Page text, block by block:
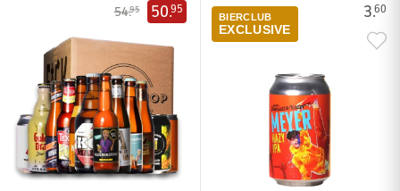
54.95 50.95 3.60
BIERCLUB
EXCLUSIVE